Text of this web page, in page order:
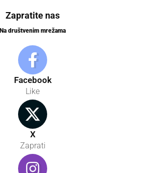
Zapratite nas
Na društvenim mrežama
Facebook
Like
X
Zaprati